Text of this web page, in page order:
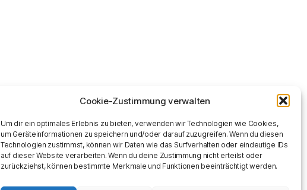
Cookie-Zustimmung verwalten
Um dir ein optimales Erlebnis zu bieten, verwenden wir Technologien wie Cookies,
um Geräteinformationen zu speichern und/oder darauf zuzugreifen. Wenn du diesen
Technologien zustimmst, können wir Daten wie das Surfverhalten oder eindeutige IDs
auf dieser Website verarbeiten. Wenn du deine Zustimmung nicht erteilst oder
zurückziehst, können bestimmte Merkmale und Funktionen beeinträchtigt werden.